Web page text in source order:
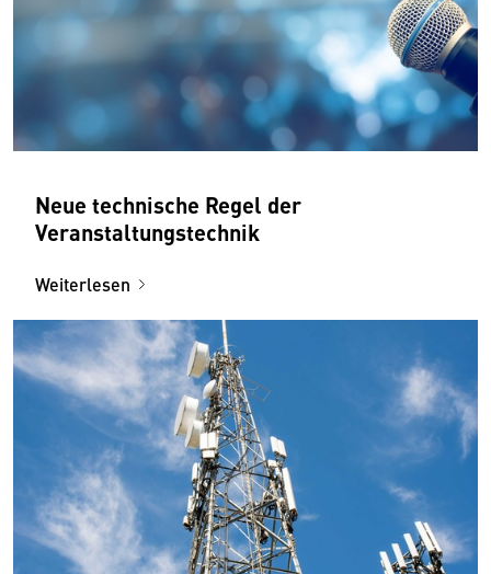
Neue technische Regel der
Veranstaltungs­technik
Weiterlesen